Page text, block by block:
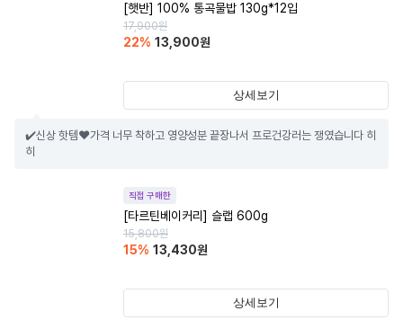
[햇반] 100% 통곡물밥 130g*12입
17,900원
22% 13,900원
상세보기
✔️신상 핫템❤️가격 너무 착하고 영양성분 끝장나서 프로건강러는 쟁였습니다 히
히
직접 구매한
[타르틴베이커리] 슬랩 600g
15,800원
15% 13,430원
상세보기